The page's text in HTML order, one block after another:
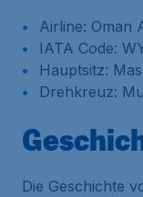
Airline: Oman
IATA Code:
Hauptsitz:
Drehkreuz:
Die Geschichte